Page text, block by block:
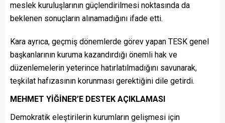
meslek kuruluşlarının güçlendirilmesi noktasında da
beklenen sonuçların alınamadığını ifade etti.
Kara ayrıca, geçmiş dönemlerde görev yapan TESK genel
başkanlarının kuruma kazandırdığı önemli hak ve
düzenlemelerin yeterince hatırlatılmadığını savunarak,
teşkilat hafızasının korunması gerektiğini dile getirdi.
MEHMET YİĞİNER’E DESTEK AÇIKLAMASI
Demokratik eleştirilerin kurumların gelişmesi için